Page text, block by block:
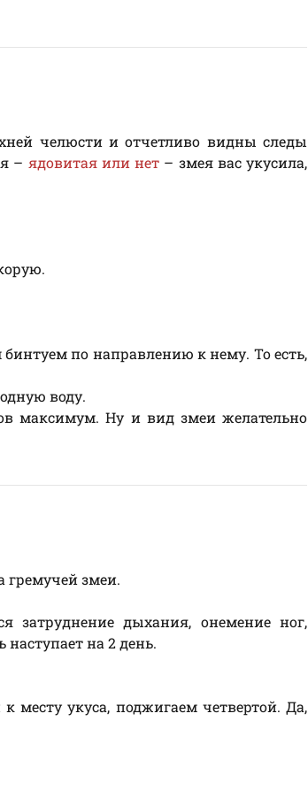
челюсти и отчетливо видны следы
– ядовитая или нет – змея вас укусила,
по направлению к нему. То есть,
воду.
максимум. Ну и вид змеи желательно
гремучей змеи.
затруднение дыхания, онемение ног,
на 2 день.
месту укуса, поджигаем четвертой. Да,